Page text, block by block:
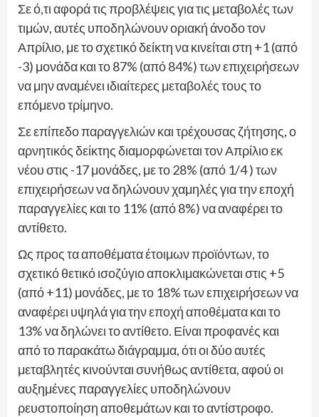
Σε ό,τι αφορά τις προβλέψεις για τις μεταβολές των
τιμών, αυτές υποδηλώνουν οριακή άνοδο τον
Απρίλιο, με το σχετικό δείκτη να κινείται στη +1 (από
-3) μονάδα και το 87% (από 84%) των επιχειρήσεων
να μην αναμένει ιδιαίτερες μεταβολές τους το
επόμενο τρίμηνο.
Σε επίπεδο παραγγελιών και τρέχουσας ζήτησης, ο
αρνητικός δείκτης διαμορφώνεται τον Απρίλιο εκ
νέου στις -17 μονάδες, με το 28% (από 1/4 ) των
επιχειρήσεων να δηλώνουν χαμηλές για την εποχή
παραγγελίες και το 11% (από 8%) να αναφέρει το
αντίθετο.
Ως προς τα αποθέματα έτοιμων προϊόντων, το
σχετικό θετικό ισοζύγιο αποκλιμακώνεται στις +5
(από +11) μονάδες, με το 18% των επιχειρήσεων να
αναφέρει υψηλά για την εποχή αποθέματα και το
13% να δηλώνει το αντίθετο. Είναι προφανές και
από το παρακάτω διάγραμμα, ότι οι δύο αυτές
μεταβλητές κινούνται συνήθως αντίθετα, αφού οι
αυξημένες παραγγελίες υποδηλώνουν
ρευστοποίηση αποθεμάτων και το αντίστροφο.